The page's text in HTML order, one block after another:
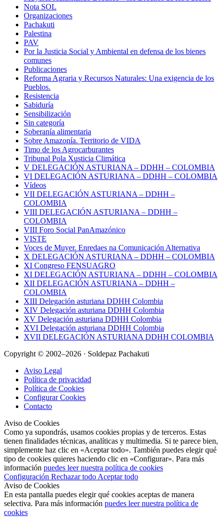
Nota SOL
Organizaciones
Pachakuti
Palestina
PAV
Por la Justicia Social y Ambiental en defensa de los bienes
comunes
Publicaciones
Reforma Agraria y Recursos Naturales: Una exigencia de los
Pueblos.
Resistencia
Sabiduría
Sensibilización
Sin categoría
Soberanía alimentaria
Sobre Amazonía. Territorio de VIDA
Timo de los Agrocarburantes
Tribunal Pola Xusticia Climática
V DELEGACIÓN ASTURIANA – DDHH – COLOMBIA
VI DELEGACIÓN ASTURIANA – DDHH – COLOMBIA
Vídeos
VII DELEGACIÓN ASTURIANA – DDHH –
COLOMBIA
VIII DELEGACIÓN ASTURIANA – DDHH –
COLOMBIA
VIII Foro Social PanAmazónico
VISTE
Voces de Muyer. Enredaes na Comunicación Alternativa
X DELEGACIÓN ASTURIANA – DDHH – COLOMBIA
XI Congreso FENSUAGRO
XI DELEGACIÓN ASTURIANA – DDHH – COLOMBIA
XII DELEGACIÓN ASTURIANA – DDHH –
COLOMBIA
XIII Delegación asturiana DDHH Colombia
XIV Delegación asturiana DDHH Colombia
XV Delegación asturiana DDHH Colombia
XVI Delegación asturiana DDHH Colombia
XVII DELEGACIÓN ASTURIANA DDHH COLOMBIA
Copyright © 2002–2026 · Soldepaz Pachakuti
Aviso Legal
Política de privacidad
Política de Cookies
Configurar Cookies
Contacto
Aviso de Cookies
Como ya supondrás, usamos cookies propias y de terceros. Estas
tienen finalidades técnicas, analíticas y multimedia. Si te parece bien,
simplemente haz clic en «Aceptar todo». También puedes elegir qué
tipo de cookies quieres haciendo clic en «Configurar». Para más
información puedes leer nuestra política de cookies
Configuración Rechazar todo Aceptar todo
Aviso de Cookies
En esta pantalla puedes elegir qué cookies aceptas de manera
selectiva. Para más información puedes leer nuestra política de
cookies